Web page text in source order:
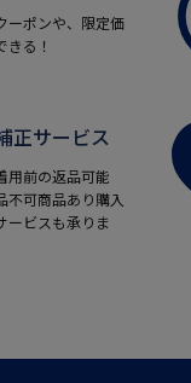
ーポンや、限定価
きる！
正サービス
用前の返品可能
可商品あり購入
ービスも承りま